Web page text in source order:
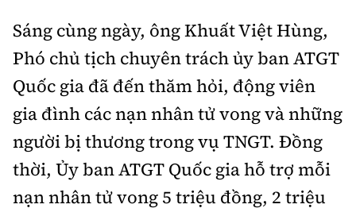
Sáng cùng ngày, ông Khuất Việt Hùng,
Phó chủ tịch chuyên trách ủy ban ATGT
Quốc gia đã đến thăm hỏi, động viên
gia đình các nạn nhân tử vong và những
người bị thương trong vụ TNGT. Đồng
thời, Ủy ban ATGT Quốc gia hỗ trợ mỗi
nạn nhân tử vong 5 triệu đồng, 2 triệu